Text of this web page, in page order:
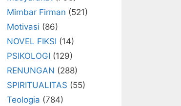
Mimbar Firman (521)
Motivasi (86)
NOVEL FIKSI (14)
PSIKOLOGI (129)
RENUNGAN (288)
SPIRITUALITAS (55)
Teologia (784)